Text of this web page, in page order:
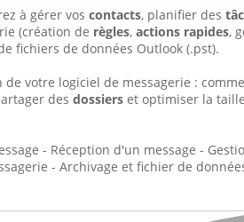
à gérer vos contacts, planifier des
(création de règles, actions rapides,
fichiers de données Outlook (.pst).
votre logiciel de messagerie :
des dossiers et optimiser la
- Réception d'un message -
- Archivage et fichier de